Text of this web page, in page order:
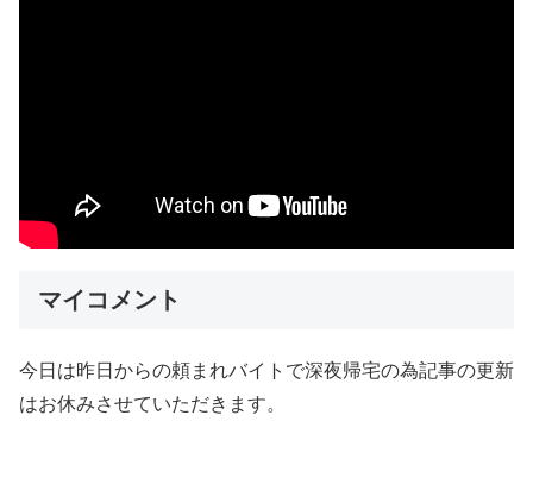
マイコメント
今日は昨日からの頼まれバイトで深夜帰宅の為記事の更新
はお休みさせていただきます。